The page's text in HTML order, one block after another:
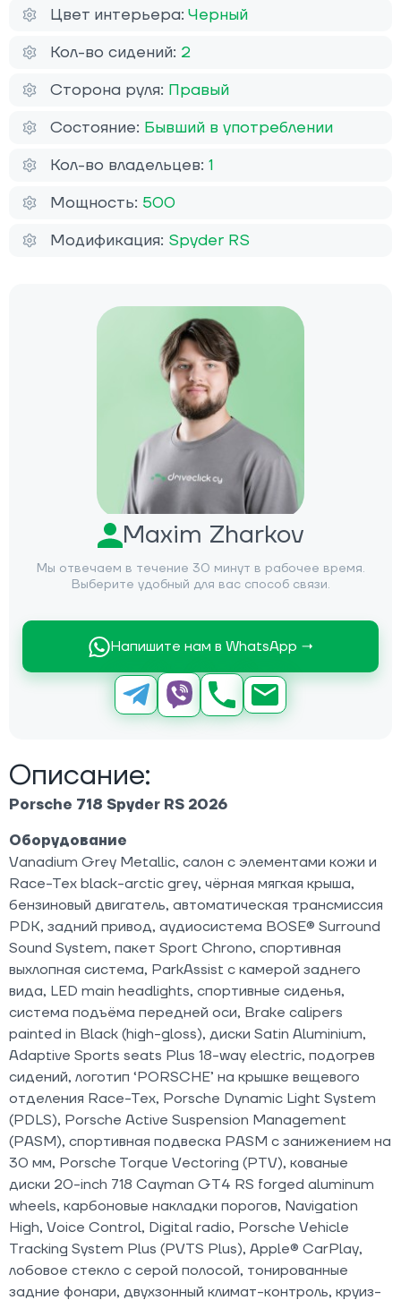
Maxim Zharkov
Мы отвечаем в течение 30 минут в рабочее время.
Выберите удобный для вас способ связи.
Напишите нам в WhatsApp →
Описание:
Porsche 718 Spyder RS 2026
Оборудование
Vanadium Grey Metallic, салон с элементами кожи и
Race-Tex black-arctic grey, чёрная мягкая крыша,
бензиновый двигатель, автоматическая трансмиссия
PDK, задний привод, аудиосистема BOSE® Surround
Sound System, пакет Sport Chrono, спортивная
выхлопная система, ParkAssist с камерой заднего
вида, LED main headlights, спортивные сиденья,
система подъёма передней оси, Brake calipers
painted in Black (high-gloss), диски Satin Aluminium,
Adaptive Sports seats Plus 18-way electric, подогрев
сидений, логотип ‘PORSCHE’ на крышке вещевого
отделения Race-Tex, Porsche Dynamic Light System
(PDLS), Porsche Active Suspension Management
(PASM), спортивная подвеска PASM с занижением на
30 мм, Porsche Torque Vectoring (PTV), кованые
диски 20-inch 718 Cayman GT4 RS forged aluminum
wheels, карбоновые накладки порогов, Navigation
High, Voice Control, Digital radio, Porsche Vehicle
Tracking System Plus (PVTS Plus), Apple® CarPlay,
лобовое стекло с серой полосой, тонированные
задние фонари, двухзонный климат-контроль, круиз-
Цвет интерьера: Черный
Кол-во сидений: 2
Сторона руля: Правый
Состояние: Бывший в употреблении
Кол-во владельцев: 1
Мощность: 500
Модификация: Spyder RS